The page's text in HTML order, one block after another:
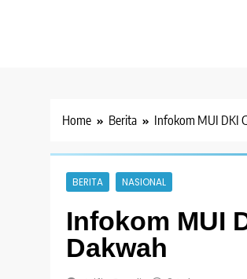
Home Berita Infokom MUI DKI
BERITA NASIONAL
Infokom MUI
Dakwah